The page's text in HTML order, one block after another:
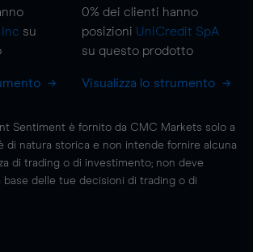
su
0% dei clienti hanno
posizioni UniCredit SpA
su questo prodotto
Visualizza lo strumento
Sentiment è fornito da CMC Markets solo a
di natura storica e non intende fornire alcuna
di trading o di investimento; non deve
delle tue decisioni di trading o di